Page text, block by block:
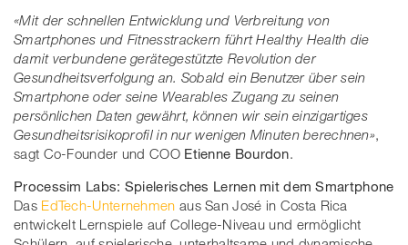
«Mit der schnellen Entwicklung und Verbreitung von
Smartphones und Fitnesstrackern führt Healthy Health die
damit verbundene gerätegestützte Revolution der
Gesundheitsverfolgung an. Sobald ein Benutzer über sein
Smartphone oder seine Wearables Zugang zu seinen
persönlichen Daten gewährt, können wir sein einzigartiges
Gesundheitsrisikoprofil in nur wenigen Minuten berechnen»,
sagt Co-Founder und COO Etienne Bourdon.
Processim Labs: Spielerisches Lernen mit dem Smartphone
Das EdTech-Unternehmen aus San José in Costa Rica
entwickelt Lernspiele auf College-Niveau und ermöglicht